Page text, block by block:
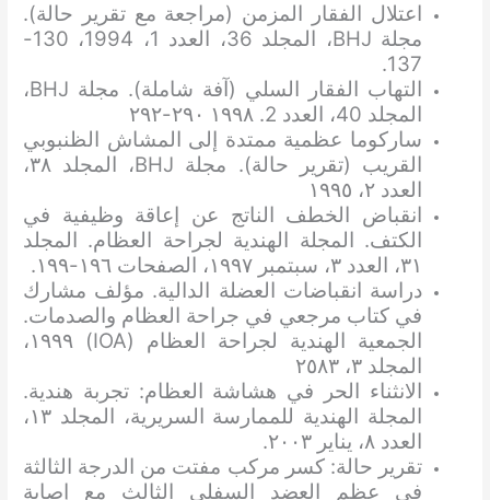
اعتلال الفقار المزمن (مراجعة مع تقرير حالة).
مجلة BHJ، المجلد 36، العدد 1، 1994، 130-
137.
التهاب الفقار السلي (آفة شاملة). مجلة BHJ،
المجلد 40، العدد 2. ١٩٩٨ ٢٩٠-٢٩٢
ساركوما عظمية ممتدة إلى المشاش الظنبوبي
القريب (تقرير حالة). مجلة BHJ، المجلد ٣٨،
العدد ٢، ١٩٩٥
انقباض الخطف الناتج عن إعاقة وظيفية في
الكتف. المجلة الهندية لجراحة العظام. المجلد
٣١، العدد ٣، سبتمبر ١٩٩٧، الصفحات ١٩٦-١٩٩.
دراسة انقباضات العضلة الدالية. مؤلف مشارك
في كتاب مرجعي في جراحة العظام والصدمات.
الجمعية الهندية لجراحة العظام (IOA) ١٩٩٩،
المجلد ٣، ٢٥٨٣
الانثناء الحر في هشاشة العظام: تجربة هندية.
المجلة الهندية للممارسة السريرية، المجلد ١٣،
العدد ٨، يناير ٢٠٠٣.
تقرير حالة: كسر مركب مفتت من الدرجة الثالثة
في عظم العضد السفلي الثالث مع إصابة